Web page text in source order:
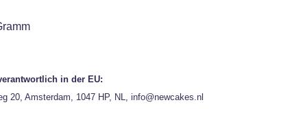
in der EU:
20, Amsterdam, 1047 HP, NL, info@newcakes.nl